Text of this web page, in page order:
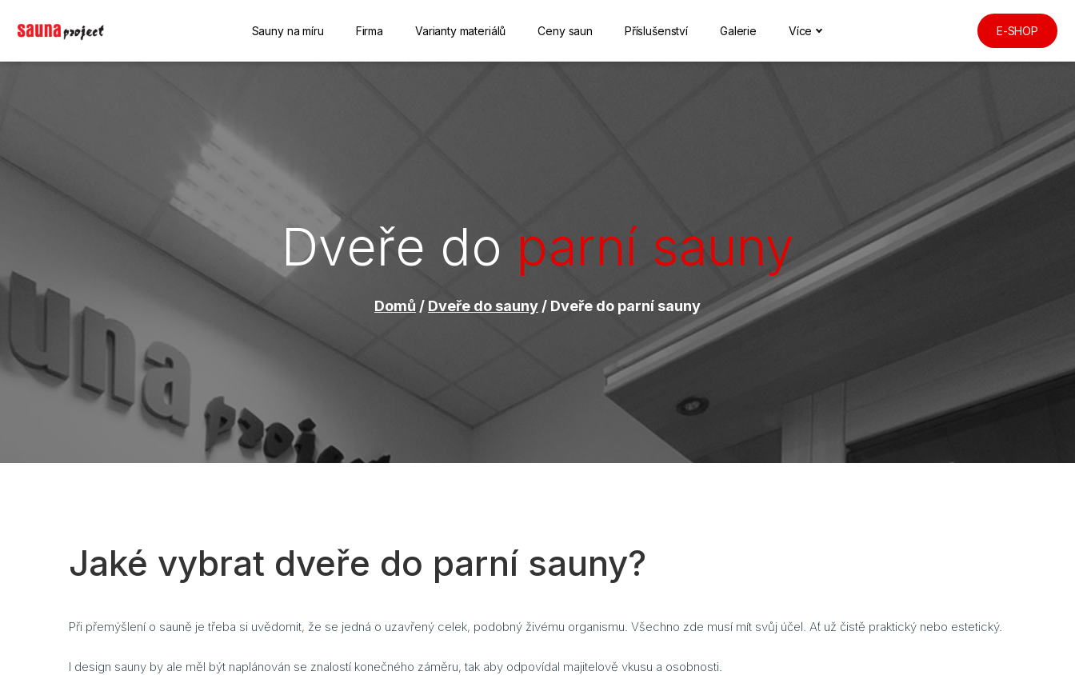
Sauny na míru Firma Varianty materiálů Ceny saun Příslušenství Galerie Více E-SHOP
Dveře do parní sauny
Domů / Dveře do sauny / Dveře do parní sauny
Jaké vybrat dveře do parní sauny?
Při přemýšlení o sauně je třeba si uvědomit, že se jedná o uzavřený celek, podobný živému organismu. Všechno zde musí mít svůj účel. Ať už čistě praktický nebo estetický.
I design sauny by ale měl být naplánován se znalostí konečného záměru, tak aby odpovídal majitelově vkusu a osobnosti.